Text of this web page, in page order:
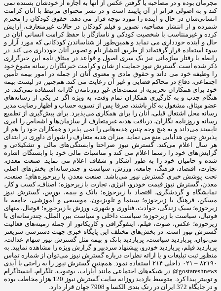
مجرمان بوده و در مصاحبه یا گرفتن عکس از آنها به اجازه از خودشان بسنده نمی
کند و به اصولی فراتر از آن پایبند است و در نشر محتوای مرتبط با آنان کرامت
انسانی‌شان در حال و آینده را مورد توجه قرار می دهد. حقوق کودکان را محترم
شمرده و از انتشار مصاحبه، تصویر و فیلم کودکان در حالات غیرمتعارف، آرایش
کرده و غیرمنتاسب با شخصیت کودکی و ناسازگار با حفظ کرامت انسانی آنان در
حال و آینده خودداری می نماید و همین‌طور از شناساندن کودکانی که مورد آزار و
سوء استفاده قرار گرفته‌اند از طریق انتشار نام و تصویر آنان خودداری می کند. در
رابطه با رفتار سازمانی نیز یک سری اصول و قواعد در میثاق نامه این خبرگزاری
ذکر شده است. گسترش نیوز حمایت از شأن و کرامت خبرنگاران رسانه متبوع خود
را وظیفه خود می داند و حقوق مادی و معنوی آنان از جمله در امور بیمه تأمین
اجتماعی، دفاع در محاکم قضایی و غیر آن رعایت می کند. هم‌چنین در لیست بیمه
خود برای همکاران تحریریه از سمت‌های غیرِ روزنامه‌ن گارانه استفاده نمی‌کند. در
هنگام جذب و به کارگیری همکاران تمام وقت، به ‌ویژه اگر در یکی از رسانه‌های
عضو میثاق، مشغول به کار باشند، صرفا پس از تسویه‌ حساب و اظهار رضایت مدیر
رسانه محل اشتغال قبلی، آنان را برای همکاری می‌پذیرد. برای پیش‌گیری از تطمیع
رسانه و روزنامه ‌نگاران، دریافت هدیه غیرمتعارف از سازمان‌ها و اشخاص را امری
ناپسند می‌داند و به ‌هیچ ‌وجه چنین هدیه‌هایی را نمی پذیرد و همکاران خود را هم از
پذیرش چنین هدایایی منع می نماید. میزان هدیه متعارف را شورای داوری در ابتدای
هر سال اعلام می‌کند. گسترش نیوز صراحتا وابستگی‌های مالی و تشکیلاتی و
گرایش‌های خود را رسما اعلام می کند و مناسبات مالی خود با وابستگان اشاره
شده و حامیان خود را به ‌طور آشکار و شفاف اعلام می نماید. صنعت معدن،
تجارت، اقتصاد، فرهنگ، جامعه، ورزش، سیاست و چندرسانه‌ای بخش‌های اصلی
تحت پوشش خبری گسترش نیوز می‌باشد. صنعت معدن با زیرحوزه‌های؛ صنعت،
معدن، گسترش نیوز قیمت خودرو، انرژی، تجارت با زیرحوزه؛ اصناف، کسب و کار،
نمایشگاه و گردشگری، اقتصاد با زیرحوزه؛ بانک و بیمه، بورس، گسترش نیوز
مسکن، فرهنگ با زیرحوزه؛ سینما و تلویزیون، موسیقی و آموزشی، جامعه با
زیرحوزه؛ سبک زندگی، حوادث، فناوری و شهری، ورزش با زیرحوزه؛ فوتبال، منهای
فوتبال، سیاست با زیرحوزه؛ سیاست داخلی و سیاست بین الملل، چندرسانه‌ای با
زیرحوزه؛ عکس، صوت، فیلم، اینفوگرافی و کاریکاتور از جمله زمینه‌های فعالیت
گسترش نیوز است. در بخش‌های مختلف این پایگاه خبری جهت دسترسی سریعتر
می‌توان، پربازدید سیاست، پربازدید بانک و بیمه مثل گسترش نیوز سهام عدالت،
پربازدید فیلم، پربازدید خودرو، پیشنهاد سردبیر و گزارش ویژه را مشاهده نمایید. به
منظور ثبت تبلیغات و یا ارائه نظرات درباره گسترش نیوز می‌توان از شماره تماس
۸۲۱۹۰ – ۰۲۱ داخلی ۲۱۴ استفاده نمود. همچنین گسترش نیوز را به راحتی با آیدی
gostareshnews@ در شبکه‌های اجتماعی مانند آپارات، یوتیوب، تلگرام، اینستاگرام
و توییتر پیدا کرد. متوسط بازدید روزانه سایت گسترش نیوز 120 هزار مخاطب بوده
و در جایگاه 372 ایران در رنک بندی الکسا و 7908 جهان قرار دارد.